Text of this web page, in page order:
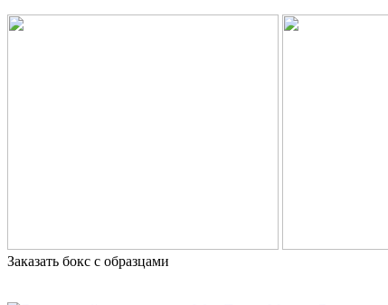
Заказать бокс с образцами